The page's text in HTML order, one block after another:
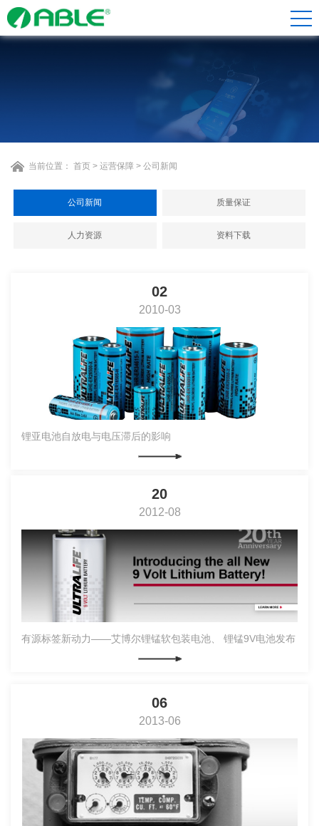
当前位置： 首页 > 运营保障 > 公司新闻
公司新闻 质量保证
人力资源 资料下载
02
2010-03
锂亚电池自放电与电压滞后的影响
20
2012-08
有源标签新动力——艾博尔锂锰软包装电池、 锂锰9V电池发布
06
2013-06